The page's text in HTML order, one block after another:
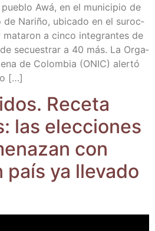
Awá, en el muni­ci­pio de
de Nari­ño, ubi­ca­do en el suroc­
a cin­co inte­gran­tes de
secues­trar a 40 más. La Orga­
de Colom­bia (ONIC) aler­tó
[…]
Rece­ta
las elec­cio­nes
con
país ya lle­va­do